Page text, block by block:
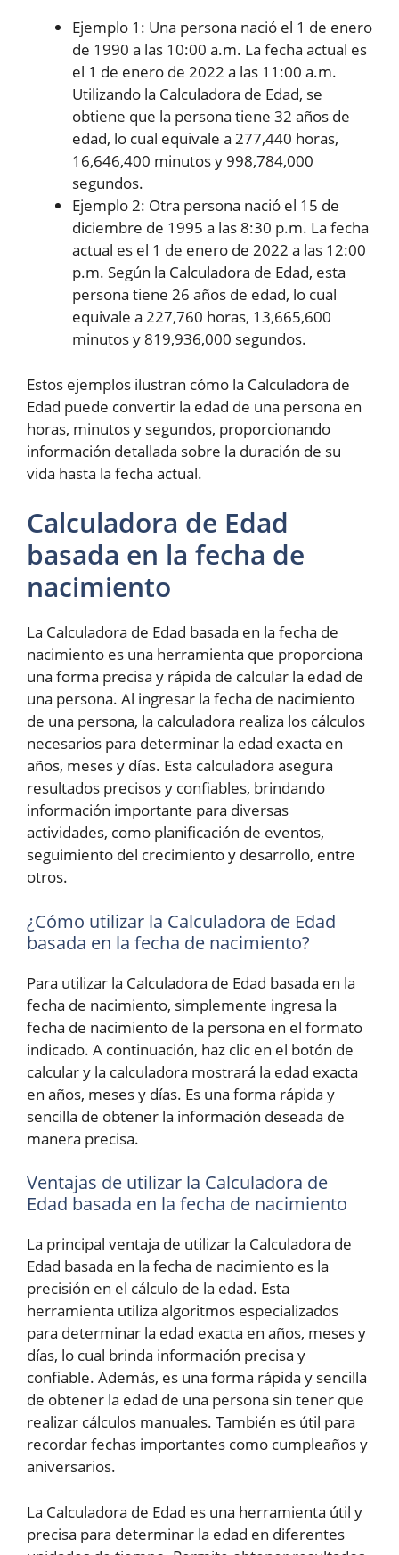
Ejemplo 1: Una persona nació el 1 de enero
de 1990 a las 10:00 a.m. La fecha actual es
el 1 de enero de 2022 a las 11:00 a.m.
Utilizando la Calculadora de Edad, se
obtiene que la persona tiene 32 años de
edad, lo cual equivale a 277,440 horas,
16,646,400 minutos y 998,784,000
segundos.
Ejemplo 2: Otra persona nació el 15 de
diciembre de 1995 a las 8:30 p.m. La fecha
actual es el 1 de enero de 2022 a las 12:00
p.m. Según la Calculadora de Edad, esta
persona tiene 26 años de edad, lo cual
equivale a 227,760 horas, 13,665,600
minutos y 819,936,000 segundos.
Estos ejemplos ilustran cómo la Calculadora de
Edad puede convertir la edad de una persona en
horas, minutos y segundos, proporcionando
información detallada sobre la duración de su
vida hasta la fecha actual.
Calculadora de Edad
basada en la fecha de
nacimiento
La Calculadora de Edad basada en la fecha de
nacimiento es una herramienta que proporciona
una forma precisa y rápida de calcular la edad de
una persona. Al ingresar la fecha de nacimiento
de una persona, la calculadora realiza los cálculos
necesarios para determinar la edad exacta en
años, meses y días. Esta calculadora asegura
resultados precisos y confiables, brindando
información importante para diversas
actividades, como planificación de eventos,
seguimiento del crecimiento y desarrollo, entre
otros.
¿Cómo utilizar la Calculadora de Edad
basada en la fecha de nacimiento?
Para utilizar la Calculadora de Edad basada en la
fecha de nacimiento, simplemente ingresa la
fecha de nacimiento de la persona en el formato
indicado. A continuación, haz clic en el botón de
calcular y la calculadora mostrará la edad exacta
en años, meses y días. Es una forma rápida y
sencilla de obtener la información deseada de
manera precisa.
Ventajas de utilizar la Calculadora de
Edad basada en la fecha de nacimiento
La principal ventaja de utilizar la Calculadora de
Edad basada en la fecha de nacimiento es la
precisión en el cálculo de la edad. Esta
herramienta utiliza algoritmos especializados
para determinar la edad exacta en años, meses y
días, lo cual brinda información precisa y
confiable. Además, es una forma rápida y sencilla
de obtener la edad de una persona sin tener que
realizar cálculos manuales. También es útil para
recordar fechas importantes como cumpleaños y
aniversarios.
La Calculadora de Edad es una herramienta útil y
precisa para determinar la edad en diferentes